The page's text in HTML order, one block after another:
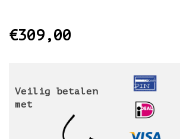
€309,00
Veilig betalen
met